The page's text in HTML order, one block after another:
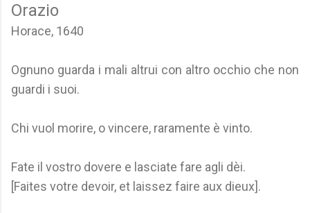
Orazio
Horace, 1640
Ognuno guarda i mali altrui con altro occhio che non
guardi i suoi.
Chi vuol morire, o vincere, raramente è vinto.
Fate il vostro dovere e lasciate fare agli dèi.
[Faites votre devoir, et laissez faire aux dieux].